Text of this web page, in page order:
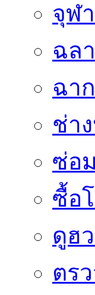
จุฬ
ฉล
ฉา
ช่า
ซ่อ
ซื้อ
ดูฮ
ตร